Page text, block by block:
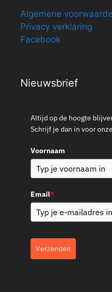
Algemene
Privacy verklaring
Facebook
Nieuwsbrief
Altijd op de hoogte
Schrijf je dan in voor
Voornaam
Email*
Verzenden